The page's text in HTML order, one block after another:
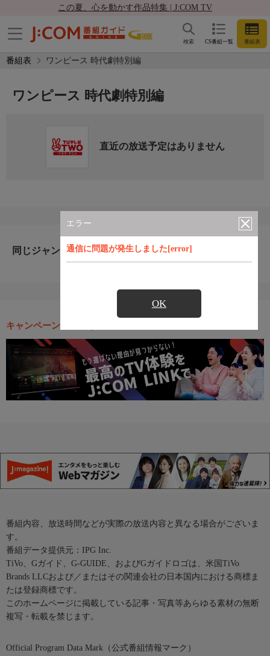
この夏、心を動かす作品特集 | J:COM TV
CS番組一覧 番組表
検索
番組表 ワンピース 時代劇特別編
エラー
通信に問題が発生しました[error]
OK
ワンピース 時代劇特別編
直近の放送予定はありません
同じジャンルのおすすめ番組
キャンペーン・お得な情報
番組内容、放送時間などが実際の放送内容と異なる場合がございま
す。
番組データ提供元：IPG Inc.
TiVo、Gガイド、G-GUIDE、およびGガイドロゴは、米国TiVo
Brands LLCおよび／またはその関連会社の日本国内における商標ま
たは登録商標です。
このホームページに掲載している記事・写真等あらゆる素材の無断
複写・転載を禁じます。
Official Program Data Mark（公式番組情報マーク）